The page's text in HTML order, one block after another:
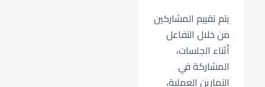
يتم تقييم المشاركين
من خلال التفاعل
أثناء الجلسات،
المشاركة في
التمارين العملية،